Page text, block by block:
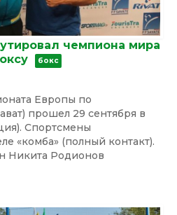
чемпиона мира
бокс
Европы по
прошел 29 сентября в
Спортсмены
«комба» (полный контакт).
Никита Родионов